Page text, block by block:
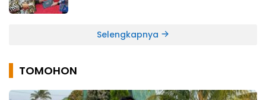
Selengkapnya
TOMOHON